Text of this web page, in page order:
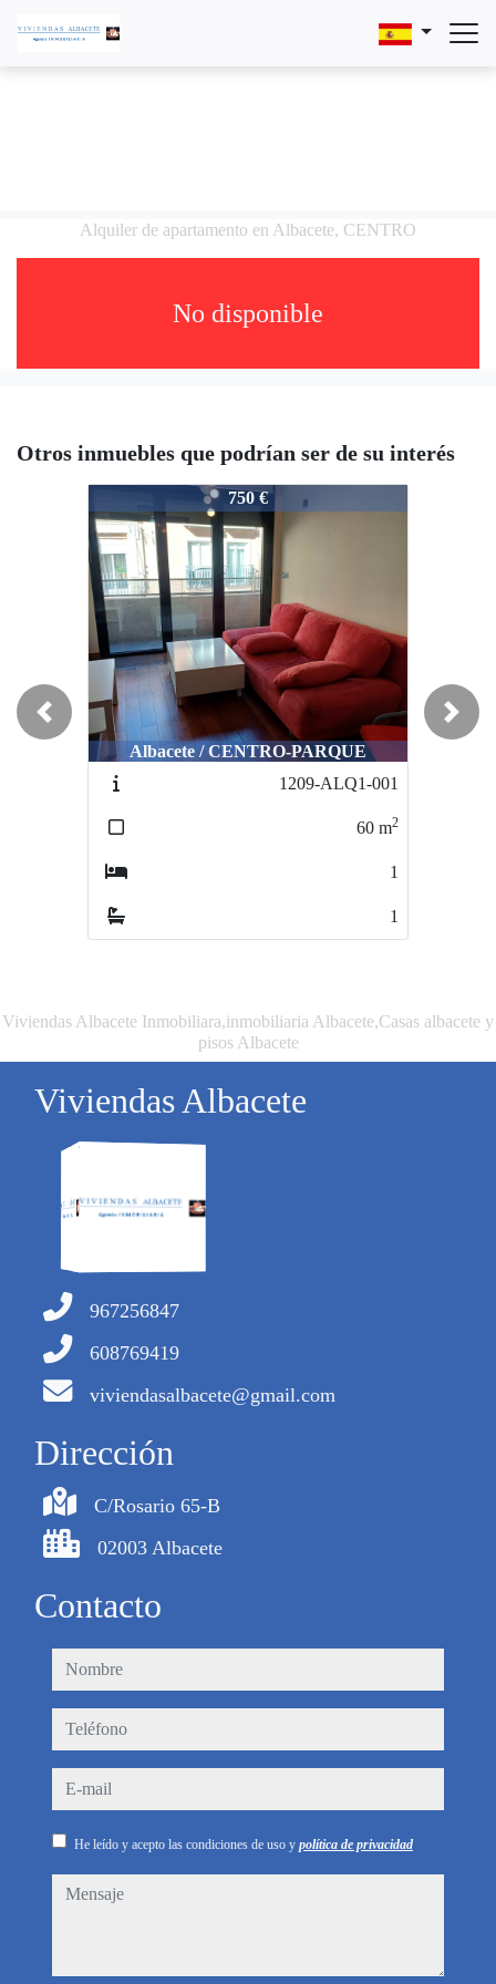
Alquiler de apartamento en Albacete, CENTRO
No disponible
Otros inmuebles que podrían ser de su interés
1204-ALQ2-966750 €
Albacete / CENTRO-PARQUE
1209-ALQ1-001
60 m2
1
1
Previous Next
Viviendas Albacete Inmobiliara,inmobiliaria Albacete,Casas albacete y
pisos Albacete
Viviendas Albacete
967256847
608769419
viviendasalbacete@gmail.com
Dirección
C/Rosario 65-B
02003 Albacete
Contacto
nombre
teléfono
e-mail
He leído y acepto las condiciones de uso y política de privacidad
mensaje